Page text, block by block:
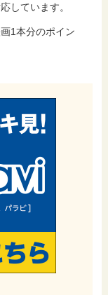
しています。
1本分のポイン